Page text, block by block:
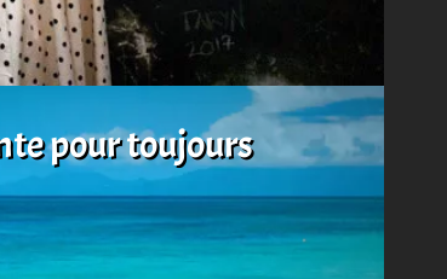
pour toujours